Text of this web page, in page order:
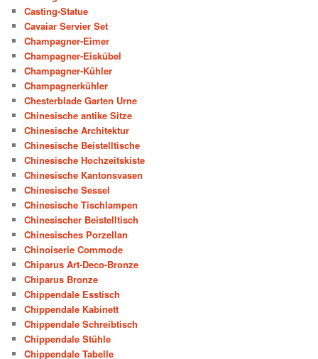
Casting-Statue
Cavaiar Servier Set
Champagner-Eimer
Champagner-Eiskübel
Champagner-Kühler
Champagnerkühler
Chesterblade Garten Urne
Chinesische antike Sitze
Chinesische Architektur
Chinesische Beistelltische
Chinesische Hochzeitskiste
Chinesische Kantonsvasen
Chinesische Sessel
Chinesische Tischlampen
Chinesischer Beistelltisch
Chinesisches Porzellan
Chinoiserie Commode
Chiparus Art-Deco-Bronze
Chiparus Bronze
Chippendale Esstisch
Chippendale Kabinett
Chippendale Schreibtisch
Chippendale Stühle
Chippendale Tabelle